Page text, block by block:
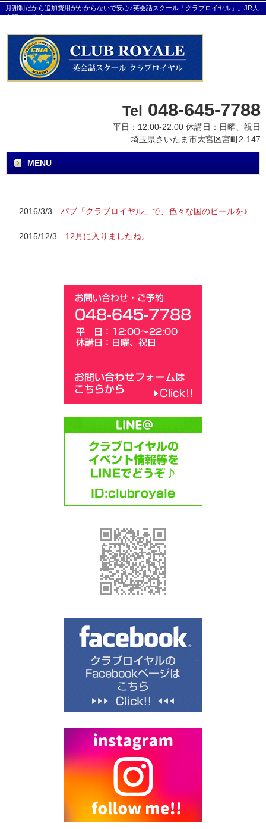
月謝制だから追加費用がかからないで安心♪英会話スクール「クラブロイヤル」。JR大
宮駅から徒歩8分です。
Tel 048-645-7788
平日：12:00-22:00 休講日：日曜、祝日
埼玉県さいたま市大宮区宮町2-147
MENU
2016/3/3 パブ「クラブロイヤル」で、色々な国のビールを♪
2015/12/3 12月に入りましたね。